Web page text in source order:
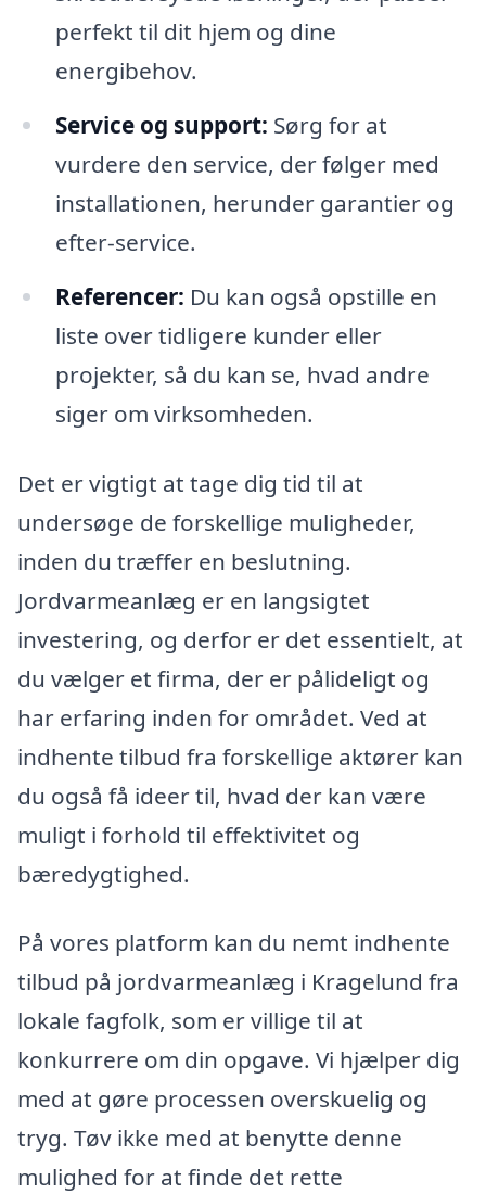
perfekt til dit hjem og dine
energibehov.
Service og support: Sørg for at
vurdere den service, der følger med
installationen, herunder garantier og
efter-service.
Referencer: Du kan også opstille en
liste over tidligere kunder eller
projekter, så du kan se, hvad andre
siger om virksomheden.
Det er vigtigt at tage dig tid til at
undersøge de forskellige muligheder,
inden du træffer en beslutning.
Jordvarmeanlæg er en langsigtet
investering, og derfor er det essentielt, at
du vælger et firma, der er pålideligt og
har erfaring inden for området. Ved at
indhente tilbud fra forskellige aktører kan
du også få ideer til, hvad der kan være
muligt i forhold til effektivitet og
bæredygtighed.
På vores platform kan du nemt indhente
tilbud på jordvarmeanlæg i Kragelund fra
lokale fagfolk, som er villige til at
konkurrere om din opgave. Vi hjælper dig
med at gøre processen overskuelig og
tryg. Tøv ikke med at benytte denne
mulighed for at finde det rette